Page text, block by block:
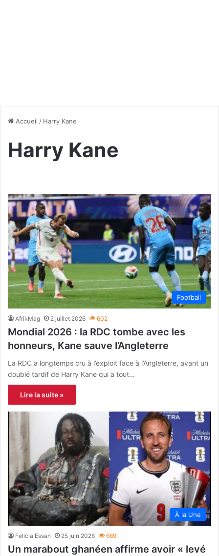
Accueil / Harry Kane
Harry Kane
Football
AfrikMag 2 juillet 2026 602
Mondial 2026 : la RDC tombe avec les
honneurs, Kane sauve l’Angleterre
La RDC a longtemps cru à l’exploit face à l’Angleterre, avant un
doublé tardif de Harry Kane qui a tout…
Lire la suite »
À la Une
Felicia Essan 25 juin 2026 669
Un marabout ghanéen affirme avoir « levé